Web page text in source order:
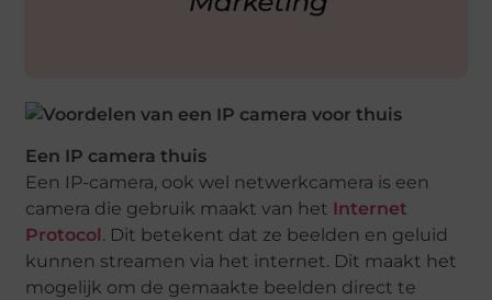
Een IP camera thuis
Een IP-camera, ook wel netwerkcamera is een
camera die gebruik maakt van het Internet
Protocol . Dit betekent dat ze beelden en geluid
kunnen streamen via het internet. Dit maakt het
mogelijk om de gemaakte beelden direct te